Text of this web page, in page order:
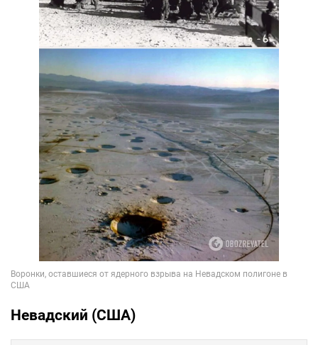
Невадский (США)